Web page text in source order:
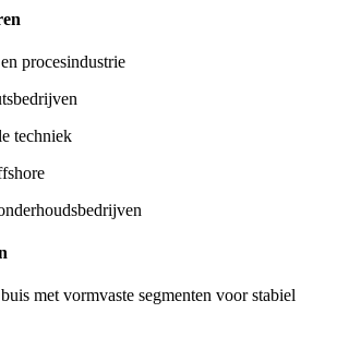
procesindustrie
techniek
met vormvaste segmenten voor stabiel